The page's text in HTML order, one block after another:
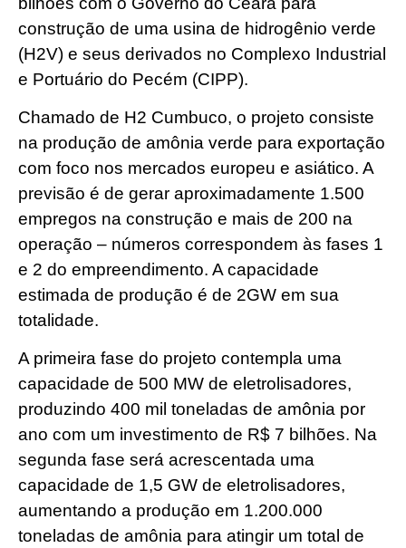
construção de uma usina de hidrogênio verde
(H2V) e seus derivados no Complexo Industrial
e Portuário do Pecém (CIPP).
Chamado de H2 Cumbuco, o projeto consiste
na produção de amônia verde para exportação
com foco nos mercados europeu e asiático. A
previsão é de gerar aproximadamente 1.500
empregos na construção e mais de 200 na
operação – números correspondem às fases 1
e 2 do empreendimento. A capacidade
estimada de produção é de 2GW em sua
totalidade.
A primeira fase do projeto contempla uma
capacidade de 500 MW de eletrolisadores,
produzindo 400 mil toneladas de amônia por
ano com um investimento de R$ 7 bilhões. Na
segunda fase será acrescentada uma
capacidade de 1,5 GW de eletrolisadores,
aumentando a produção em 1.200.000
toneladas de amônia para atingir um total de